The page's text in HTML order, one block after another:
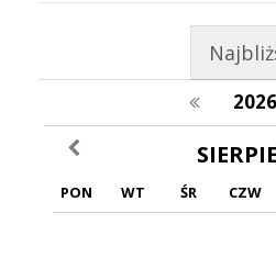
2026
poprzedni miesiąc
PON WT ŚR CZW